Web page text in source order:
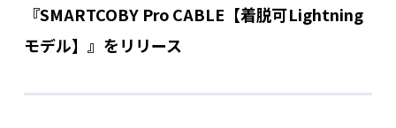
『SMARTCOBY Pro CABLE【着脱可Lightning
モデル】』をリリース